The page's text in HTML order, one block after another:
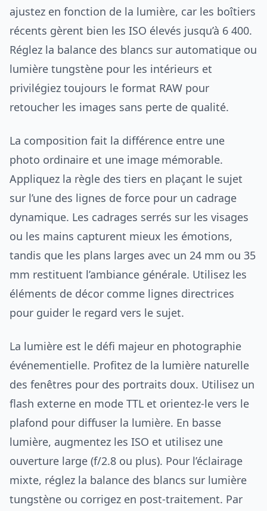
ajustez en fonction de la lumière, car les boîtiers
récents gèrent bien les ISO élevés jusqu’à 6 400.
Réglez la balance des blancs sur automatique ou
lumière tungstène pour les intérieurs et
privilégiez toujours le format RAW pour
retoucher les images sans perte de qualité.
La composition fait la différence entre une
photo ordinaire et une image mémorable.
Appliquez la règle des tiers en plaçant le sujet
sur l’une des lignes de force pour un cadrage
dynamique. Les cadrages serrés sur les visages
ou les mains capturent mieux les émotions,
tandis que les plans larges avec un 24 mm ou 35
mm restituent l’ambiance générale. Utilisez les
éléments de décor comme lignes directrices
pour guider le regard vers le sujet.
La lumière est le défi majeur en photographie
événementielle. Profitez de la lumière naturelle
des fenêtres pour des portraits doux. Utilisez un
flash externe en mode TTL et orientez-le vers le
plafond pour diffuser la lumière. En basse
lumière, augmentez les ISO et utilisez une
ouverture large (f/2.8 ou plus). Pour l’éclairage
mixte, réglez la balance des blancs sur lumière
tungstène ou corrigez en post-traitement. Par